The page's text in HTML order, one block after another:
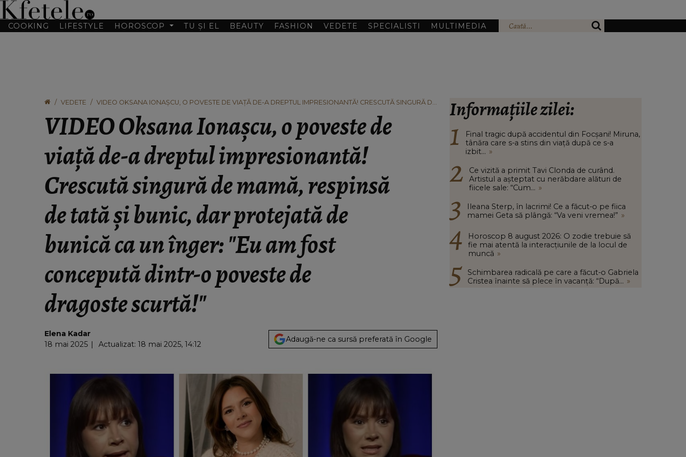
COOKING LIFESTYLE HOROSCOP TU ȘI EL BEAUTY FASHION VEDETE SPECIALISTI MULTIMEDIA
VEDETE
VIDEO OKSANA IONAȘCU, O POVESTE DE VIAȚĂ DE-A DREPTUL IMPRESIONANTĂ! CRESCUTĂ SINGURĂ DE
DINTR-O POVESTE DE DRAGOSTE SCURTĂ!"
VIDEO Oksana Ionașcu, o poveste de
viață de-a dreptul impresionantă!
Crescută singură de mamă, respinsă
de tată și bunic, dar protejată de
bunică ca un înger: "Eu am fost
concepută dintr-o poveste de
dragoste scurtă!"
Elena Kadar
18 mai 2025
Actualizat: 18 mai 2025, 14:12
Adaugă-ne ca sursă preferată în Google
Informațiile zilei:
Final tragic după accidentul din Focșani! Miruna,
tânăra care s-a stins din viață după ce s-a
izbit... »
Ce vizită a primit Tavi Clonda de curând.
Artistul a așteptat cu nerăbdare alături de
fiicele sale: “Cum... »
Ileana Sterp, în lacrimi! Ce a făcut-o pe fiica
mamei Geta să plângă: “Va veni vremea!” »
Horoscop 8 august 2026: O zodie trebuie să
fie mai atentă la interacțiunile de la locul de
muncă »
Schimbarea radicală pe care a făcut-o Gabriela
Cristea înainte să plece în vacanță: “După... »